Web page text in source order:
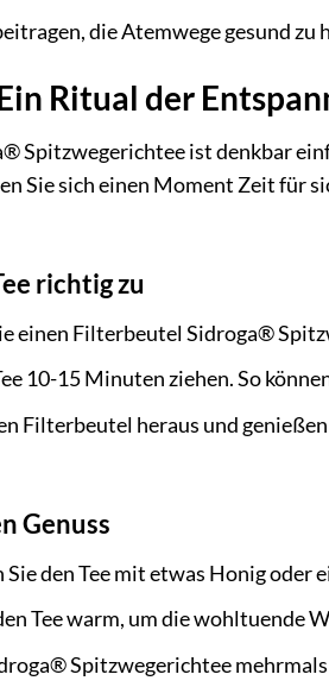
die Atemwege gesund zu
Ritual der
Spitzwegerichtee ist denkbar
Sie sich einen Moment Zeit für
richtig zu
einen Filterbeutel Sidroga®
10-15 Minuten ziehen. So
Filterbeutel heraus und
Genuss
Sie den Tee mit etwas Honig
Tee warm, um die wohltuende
Spitzwegerichtee